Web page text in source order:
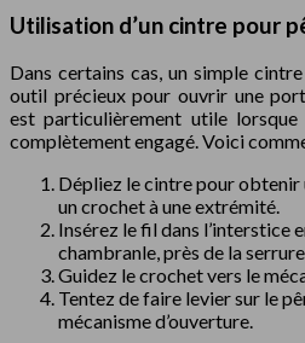
Utilisation d’un cintre pour
Dans certains cas, un simple
outil précieux pour ouvrir une
est particulièrement utile lorsque
complètement engagé. Voici
Dépliez le cintre pour
un crochet à une extrémité.
Insérez le fil dans l’interstice
chambranle, près de la
Guidez le crochet vers le
Tentez de faire levier sur le
mécanisme d’ouverture.